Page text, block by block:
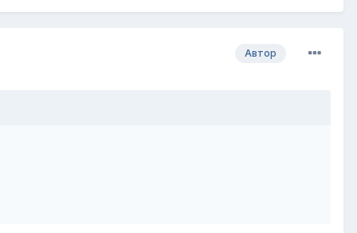
Автор